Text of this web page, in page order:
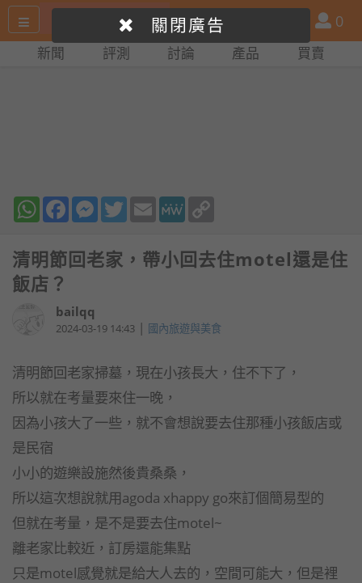
尋
產
品
比
會
員
0
新聞 評測 討論 產品 買賣
WhatsAppFacebookMessenger
TwitterEmail MeWe
清明節回老家，帶小回去住motel還是住
飯店？
bailqq
2024-03-19 14:43 | 國內旅遊與美食
清明節回老家掃墓，現在小孩長大，住不下了，
所以就在考量要來住一晚，
因為小孩大了一些，就不會想說要去住那種小孩飯店或
是民宿
小小的遊樂設施然後貴桑桑，
所以這次想說就用agoda xhappy go來訂個簡易型的
但就在考量，是不是要去住motel~
離老家比較近，訂房還能集點
只是motel感覺就是給大人去的，空間可能大，但是裡
關閉廣告